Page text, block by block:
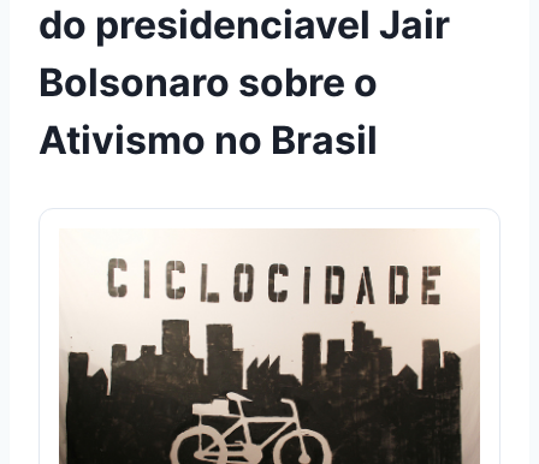
do presidenciavel Jair
Bolsonaro sobre o
Ativismo no Brasil